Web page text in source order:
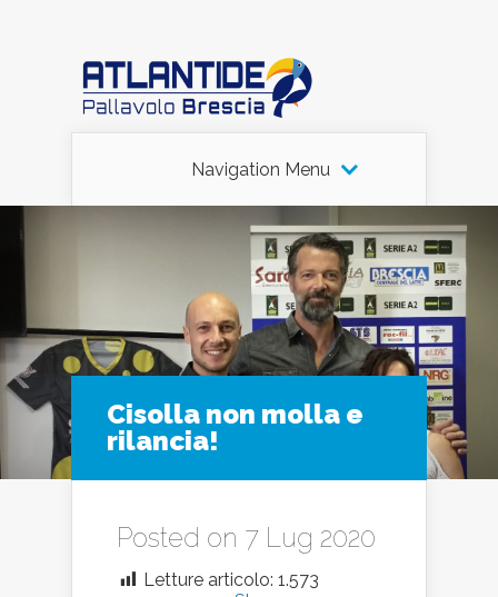
Navigation Menu
Cisolla non molla e
rilancia!
Posted on 7 Lug 2020
Letture articolo: 1.573